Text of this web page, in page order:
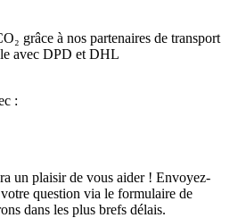
grâce à nos partenaires de transport
avec DPD et DHL
:
un plaisir de vous aider ! Envoyez-
question via le formulaire de
dans les plus brefs délais.